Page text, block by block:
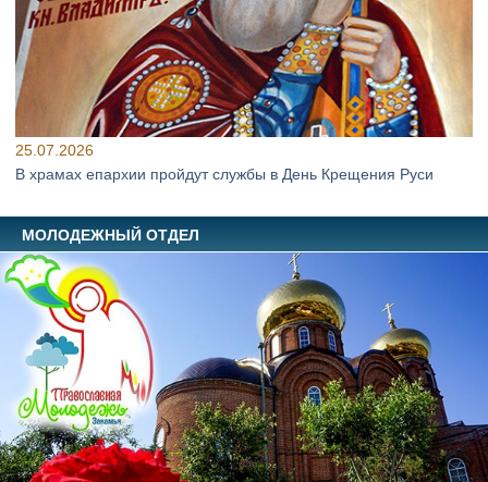
25.07.2026
В храмах епархии пройдут службы в День Крещения Руси
МОЛОДЕЖНЫЙ ОТДЕЛ